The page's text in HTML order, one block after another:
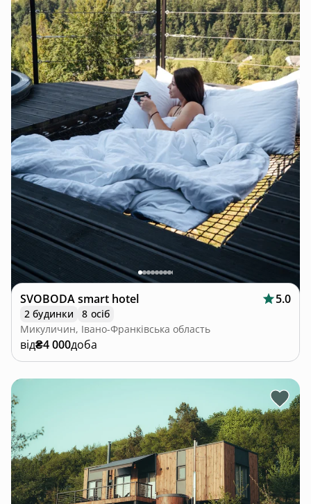
SVOBODA smart hotel 5.0
2 будинки
8 осіб
Микуличин, Івано-Франківська область
від₴4 000доба